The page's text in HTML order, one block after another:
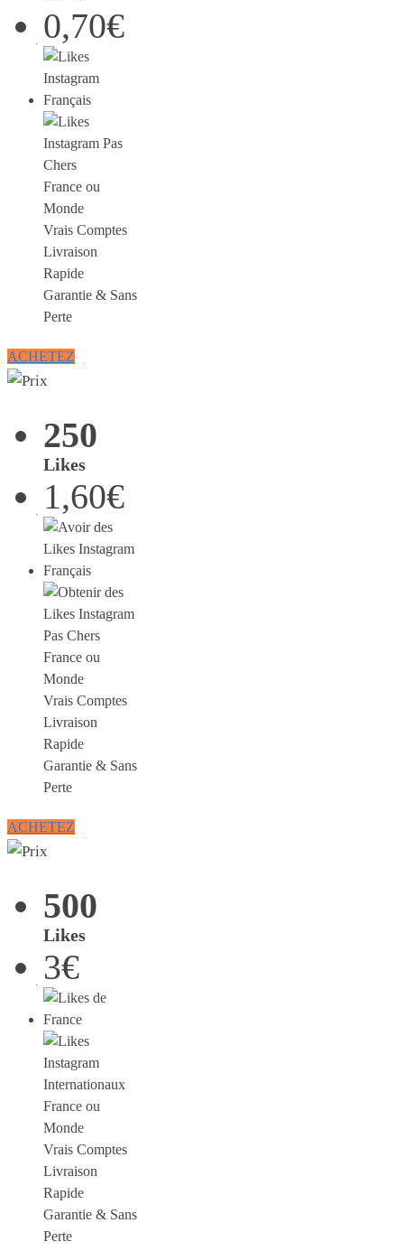
0,70€
France ou
Monde
Vrais Comptes
Livraison
Rapide
Garantie & Sans
Perte
ACHETEZ
250
Likes
1,60€
France ou
Monde
Vrais Comptes
Livraison
Rapide
Garantie & Sans
Perte
ACHETEZ
500
Likes
3€
France ou
Monde
Vrais Comptes
Livraison
Rapide
Garantie & Sans
Perte